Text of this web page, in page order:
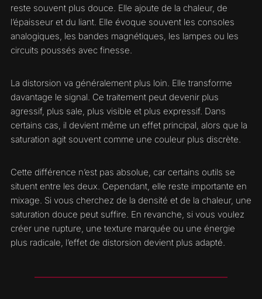
reste souvent plus douce. Elle ajoute de la chaleur, de
l’épaisseur et du liant. Elle évoque souvent les consoles
analogiques, les bandes magnétiques, les lampes ou les
circuits poussés avec finesse.
La distorsion va généralement plus loin. Elle transforme
davantage le signal. Ce traitement peut devenir plus
agressif, plus sale, plus visible et plus expressif. Dans
certains cas, il devient même un effet principal, alors que la
saturation agit souvent comme une couleur plus discrète.
Cette différence n’est pas absolue, car certains outils se
situent entre les deux. Cependant, elle reste importante en
mixage. Si vous cherchez de la densité et de la chaleur, une
saturation douce peut suffire. En revanche, si vous voulez
créer une rupture, une texture marquée ou une énergie
plus radicale, l’effet de distorsion devient plus adapté.